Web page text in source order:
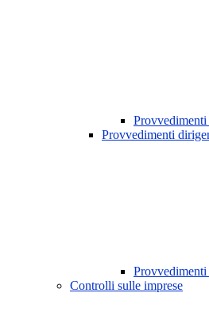
Provvedimenti
Controlli sulle imprese